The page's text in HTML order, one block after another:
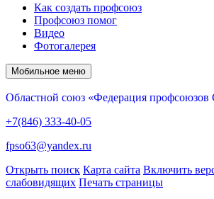
Как создать профсоюз
Профсоюз помог
Видео
Фотогалерея
Мобильное меню
Областной союз «Федерация профсоюзов
+7(846) 333-40-05
fpso63@yandex.ru
Открыть поиск Карта сайта Включить
слабовидящих Печать страницы